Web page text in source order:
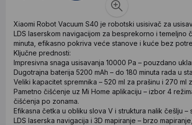
Xiaomi Robot Vacuum S40 je robotski usisivač za
LDS laserskom navigacijom za besprekorno i temeljno
minuta, efikasno pokriva veće stanove i kuće bez
Ključne prednosti:
Impresivna snaga usisavanja 10000 Pa – pouzdano
Dugotrajna baterija 5200 mAh – do 180 minuta rada u
Veliki kapacitet spremnika – 520 ml za prašinu i 270
Pametno čišćenje uz Mi Home aplikaciju – izbor 4
čišćenja po zonama.
Efikasna četka u obliku slova V i struktura nalik češlju
LDS laserska navigacija i 3D mapiranje – brzo